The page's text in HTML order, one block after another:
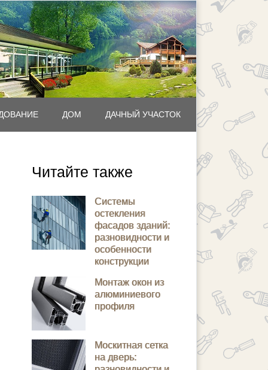
ДОМ ДАЧНЫЙ УЧАСТОК
Читайте также
Системы
остекления
фасадов зданий:
разновидности и
особенности
конструкции
Монтаж окон из
алюминиевого
профиля
Москитная сетка
на дверь: